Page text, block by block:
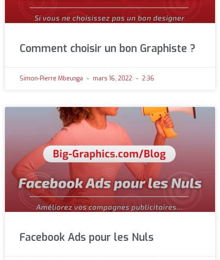
Comment choisir un bon Graphiste ?
Simon-Pierre Mbeunga mars 16, 2022 2:36
Facebook Ads pour les Nuls